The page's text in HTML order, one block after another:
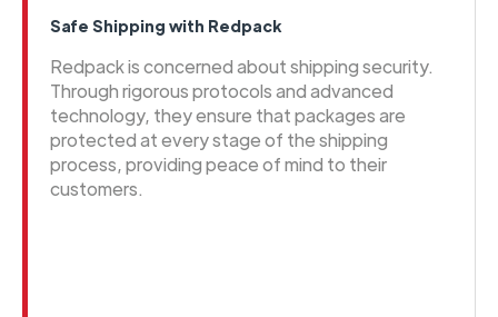
Safe Shipping with Redpack
Redpack is concerned about shipping security.
Through rigorous protocols and advanced
technology, they ensure that packages are
protected at every stage of the shipping
process, providing peace of mind to their
customers.